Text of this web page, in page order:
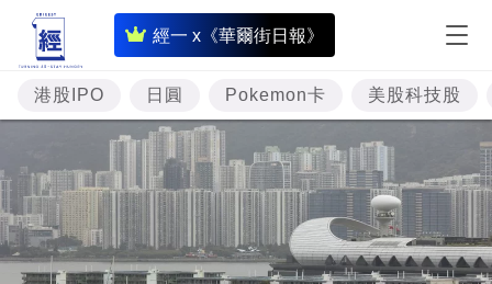
經一 x《華爾街日報》
即
時
財
經
題
資
港股IPO 日圓 Pokemon卡 美股科技股